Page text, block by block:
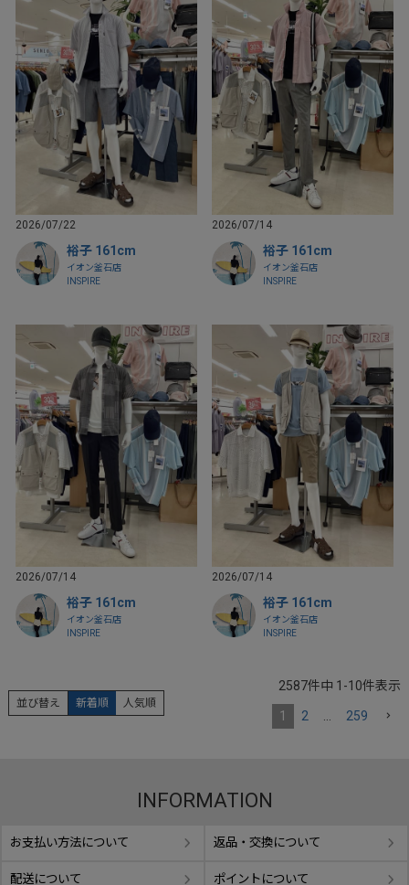
2026/07/22
裕子 161cm
イオン釜石店
INSPIRE
2026/07/14
裕子 161cm
イオン釜石店
INSPIRE
2026/07/14
裕子 161cm
イオン釜石店
INSPIRE
2026/07/14
裕子 161cm
イオン釜石店
INSPIRE
並び替え 新着順 人気順
2587件中 1 -10件表示
1 2 … 259
INFORMATION
お支払い方法について 返品・交換について
配送について ポイントについて